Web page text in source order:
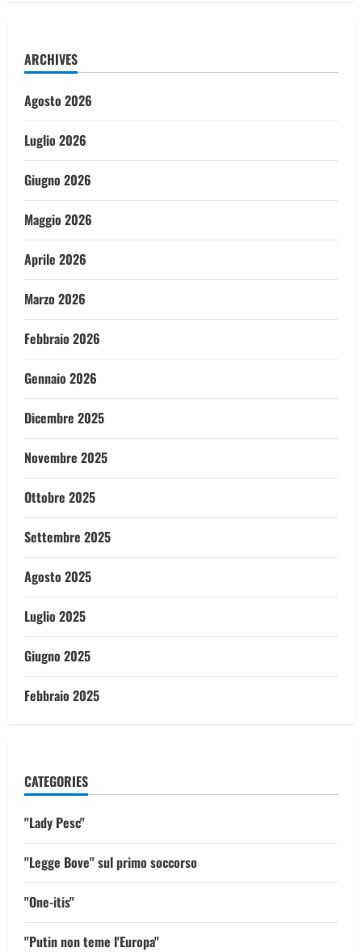
ARCHIVES
Agosto 2026
Luglio 2026
Giugno 2026
Maggio 2026
Aprile 2026
Marzo 2026
Febbraio 2026
Gennaio 2026
Dicembre 2025
Novembre 2025
Ottobre 2025
Settembre 2025
Agosto 2025
Luglio 2025
Giugno 2025
Febbraio 2025
CATEGORIES
"Lady Pesc"
"Legge Bove" sul primo soccorso
"One-itis"
"Putin non teme l'Europa"